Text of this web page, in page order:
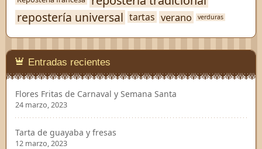
repostería universal tartas verano verduras
Entradas recientes
Flores Fritas de Carnaval y Semana Santa
24 marzo, 2023
Tarta de guayaba y fresas
12 marzo, 2023